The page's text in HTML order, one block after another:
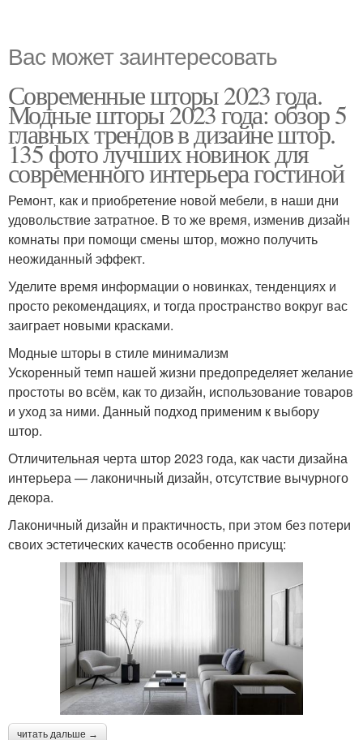
Вас может заинтересовать
Современные шторы 2023 года.
Модные шторы 2023 года: обзор 5
главных трендов в дизайне штор.
135 фото лучших новинок для
современного интерьера гостиной
Ремонт, как и приобретение новой мебели, в наши дни
удовольствие затратное. В то же время, изменив дизайн
комнаты при помощи смены штор, можно получить
неожиданный эффект.
Уделите время информации о новинках, тенденциях и
просто рекомендациях, и тогда пространство вокруг вас
заиграет новыми красками.
Модные шторы в стиле минимализм
Ускоренный темп нашей жизни предопределяет желание
простоты во всём, как то дизайн, использование товаров
и уход за ними. Данный подход применим к выбору
штор.
Отличительная черта штор 2023 года, как части дизайна
интерьера — лаконичный дизайн, отсутствие вычурного
декора.
Лаконичный дизайн и практичность, при этом без потери
своих эстетических качеств особенно присущ:
читать дальше →